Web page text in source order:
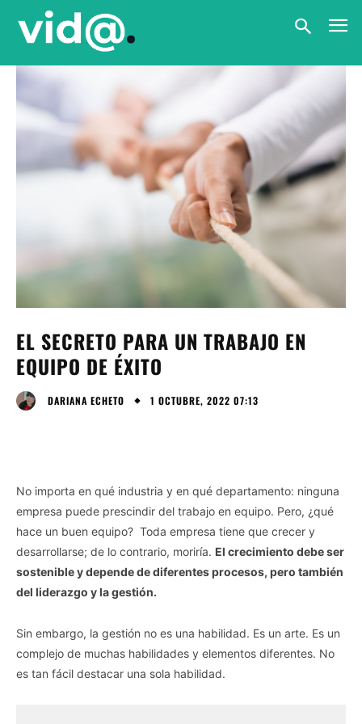
EL SECRETO PARA UN TRABAJO EN
EQUIPO DE ÉXITO
DARIANA ECHETO 1 OCTUBRE, 2022 07:13
No importa en qué industria y en qué departamento: ninguna
empresa puede prescindir del trabajo en equipo. Pero, ¿qué
hace un buen equipo? Toda empresa tiene que crecer y
desarrollarse; de ​​lo contrario, moriría. El crecimiento debe ser
sostenible y depende de diferentes procesos, pero también
del liderazgo y la gestión.
Sin embargo, la gestión no es una habilidad. Es un arte. Es un
complejo de muchas habilidades y elementos diferentes. No
es tan fácil destacar una sola habilidad.